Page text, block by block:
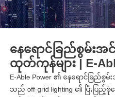
နေရောင်ခြည်စွမ်းအ
ထုတ်ကုန်များ | E-
E-Able Power ၏ နေရောင်ခြည်စွ
သည် off-grid lighting ၏ ပြီးပြ